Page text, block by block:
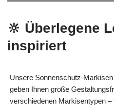
🔆 Überlegene
inspiriert
Unsere Sonnenschutz-
geben Ihnen große
verschiedenen Markisentypen